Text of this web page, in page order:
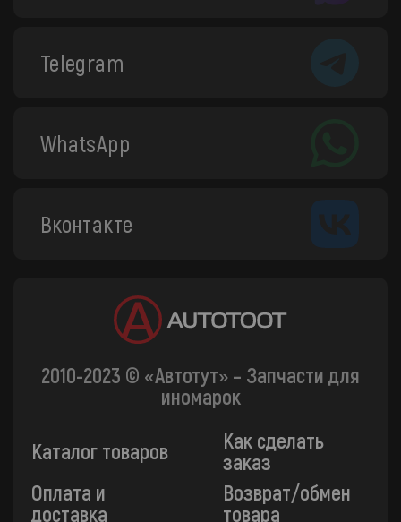
Telegram
WhatsApp
Вконтакте
2010-2023 © «Автотут» – Запчасти для
иномарок
Каталог товаров
Как сделать
заказ
Оплата и
доставка
Возврат/обмен
товара